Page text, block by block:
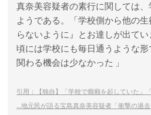
真奈美容疑者の素行に関しては
ようである。「学校側から他の
らないように』とお達しが出て
頃には学校にも毎日通うような
関わる機会は少なかった 」
引用：【独自】「学校で癇癪を起していた」
…地元民が語る宝島真奈美容疑者「衝撃の過去